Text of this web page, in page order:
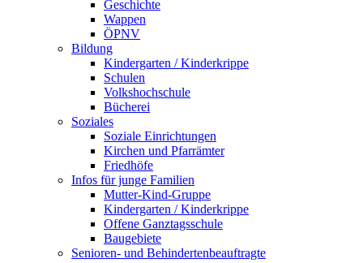
Geschichte
Wappen
ÖPNV
Bildung
Kindergarten / Kinderkrippe
Schulen
Volkshochschule
Bücherei
Soziales
Soziale Einrichtungen
Kirchen und Pfarrämter
Friedhöfe
Infos für junge Familien
Mutter-Kind-Gruppe
Kindergarten / Kinderkrippe
Offene Ganztagsschule
Baugebiete
Senioren- und Behindertenbeauftragte